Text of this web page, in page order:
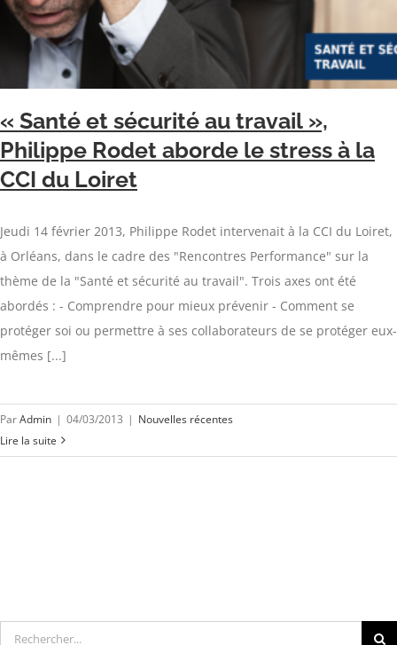
« Santé et sécurité au travail »,
Philippe Rodet aborde le stress à la
CCI du Loiret
Jeudi 14 février 2013, Philippe Rodet intervenait à la CCI du Loiret,
à Orléans, dans le cadre des "Rencontres Performance" sur la
thème de la "Santé et sécurité au travail". Trois axes ont été
abordés : - Comprendre pour mieux prévenir - Comment se
protéger soi ou permettre à ses collaborateurs de se protéger eux-
mêmes [...]
ParAdmin | 04/03/2013 | Nouvelles récentes
Lire la suite
Rechercher